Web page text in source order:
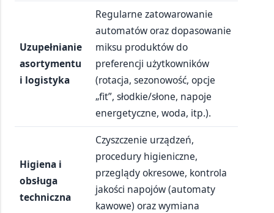
Uzupełnianie
asortymentu
i logistyka
Regularne zatowarowanie
automatów oraz dopasowanie
miksu produktów do
preferencji użytkowników
(rotacja, sezonowość, opcje
„fit”, słodkie/słone, napoje
energetyczne, woda, itp.).
Higiena i
obsługa
techniczna
Czyszczenie urządzeń,
procedury higieniczne,
przeglądy okresowe, kontrola
jakości napojów (automaty
kawowe) oraz wymiana